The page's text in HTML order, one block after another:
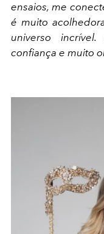
ensaios, me
é muito
universo
confiança e muito